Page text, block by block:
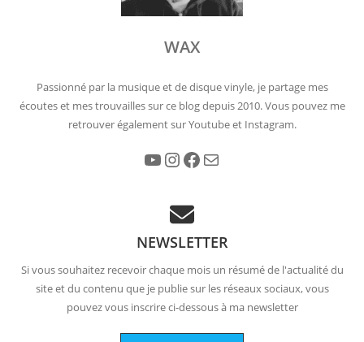
WAX
Passionné par la musique et de disque vinyle, je partage mes
écoutes et mes trouvailles sur ce blog depuis 2010. Vous pouvez me
retrouver également sur Youtube et Instagram.
YouTube Instagram Facebook
NEWSLETTER
Si vous souhaitez recevoir chaque mois un résumé de l'actualité du
site et du contenu que je publie sur les réseaux sociaux, vous
pouvez vous inscrire ci-dessous à ma newsletter